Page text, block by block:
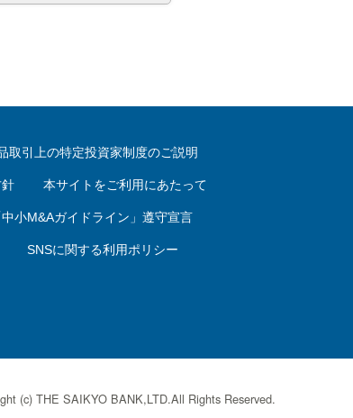
取引上の特定投資家制度のご説明
本サイトをご利用にあたって
中小M&Aガイドライン」遵守宣言
SNSに関する利用ポリシー
(c) THE SAIKYO BANK,LTD.All Rights Reserved.